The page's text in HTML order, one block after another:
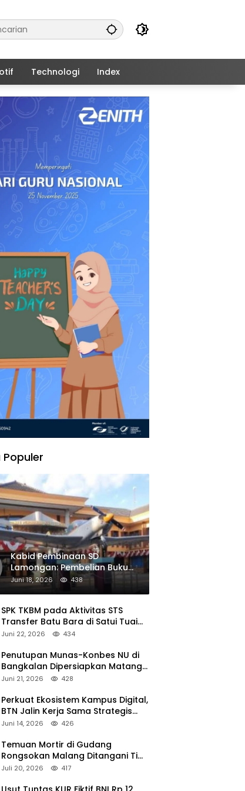
Technologi Index
Populer
Kabid Pembinaan SD
Lamongan: Pembelian Buku
Pendamping Tidak Boleh
Dipaksakan
Juni 18, 2026 438
SPK TKBM pada Aktivitas STS
Transfer Batu Bara di Satui Tuai
Sorotan
Juni 22, 2026 434
Penutupan Munas-Konbes NU di
Bangkalan Dipersiapkan Matang,
Gus Ipul Turun Tangan
Juni 21, 2026 428
Perkuat Ekosistem Kampus Digital,
BTN Jalin Kerja Sama Strategis
dengan UNAIR
Juni 14, 2026 426
Temuan Mortir di Gudang
Rongsokan Malang Ditangani Tim
Gegana Polda Jatim
Juli 20, 2026 417